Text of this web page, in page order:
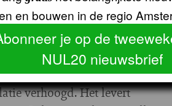
houdt elkaar volledig voor de
dit houdbaar is. Let wel:
gaat door na 2017. In de
tot 2040 wordt de heffing
verhoogd. Het levert
en bouwen in de regio
je op de
NUL20 nieuwsbrief